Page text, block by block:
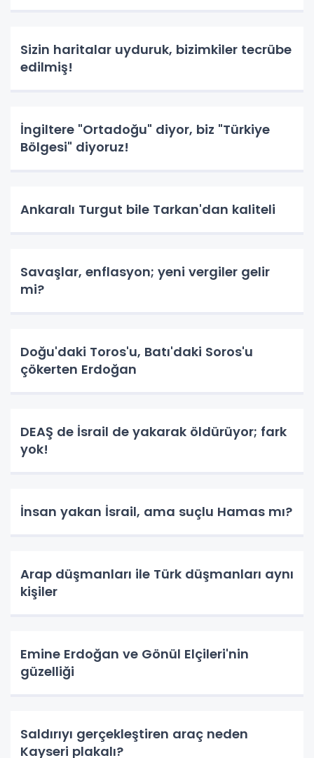
Sizin haritalar uyduruk, bizimkiler tecrübe
edilmiş!
İngiltere "Ortadoğu" diyor, biz "Türkiye
Bölgesi" diyoruz!
Ankaralı Turgut bile Tarkan'dan kaliteli
Savaşlar, enflasyon; yeni vergiler gelir
mi?
Doğu'daki Toros'u, Batı'daki Soros'u
çökerten Erdoğan
DEAŞ de İsrail de yakarak öldürüyor; fark
yok!
İnsan yakan İsrail, ama suçlu Hamas mı?
Arap düşmanları ile Türk düşmanları aynı
kişiler
Emine Erdoğan ve Gönül Elçileri'nin
güzelliği
Saldırıyı gerçekleştiren araç neden
Kayseri plakalı?